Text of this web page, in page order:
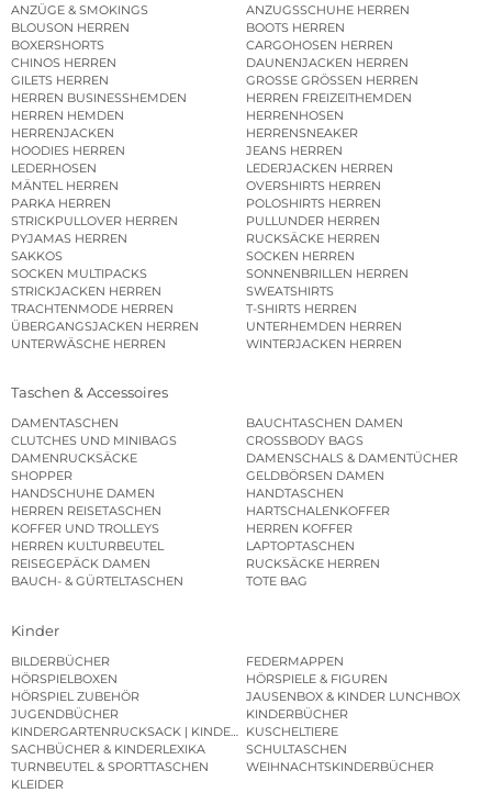
ANZÜGE & SMOKINGS
ANZUGSSCHUHE HERREN
BLOUSON HERREN
BOOTS HERREN
BOXERSHORTS
CARGOHOSEN HERREN
CHINOS HERREN
DAUNENJACKEN HERREN
GILETS HERREN
GROSSE GRÖSSEN HERREN
HERREN BUSINESSHEMDEN
HERREN FREIZEITHEMDEN
HERREN HEMDEN
HERRENHOSEN
HERRENJACKEN
HERRENSNEAKER
HOODIES HERREN
JEANS HERREN
LEDERHOSEN
LEDERJACKEN HERREN
MÄNTEL HERREN
OVERSHIRTS HERREN
PARKA HERREN
POLOSHIRTS HERREN
STRICKPULLOVER HERREN
PULLUNDER HERREN
PYJAMAS HERREN
RUCKSÄCKE HERREN
SAKKOS
SOCKEN HERREN
SOCKEN MULTIPACKS
SONNENBRILLEN HERREN
STRICKJACKEN HERREN
SWEATSHIRTS
TRACHTENMODE HERREN
T-SHIRTS HERREN
ÜBERGANGSJACKEN HERREN
UNTERHEMDEN HERREN
UNTERWÄSCHE HERREN
WINTERJACKEN HERREN
Taschen & Accessoires
DAMENTASCHEN
BAUCHTASCHEN DAMEN
CLUTCHES UND MINIBAGS
CROSSBODY BAGS
DAMENRUCKSÄCKE
DAMENSCHALS & DAMENTÜCHER
SHOPPER
GELDBÖRSEN DAMEN
HANDSCHUHE DAMEN
HANDTASCHEN
HERREN REISETASCHEN
HARTSCHALENKOFFER
KOFFER UND TROLLEYS
HERREN KOFFER
HERREN KULTURBEUTEL
LAPTOPTASCHEN
REISEGEPÄCK DAMEN
RUCKSÄCKE HERREN
BAUCH- & GÜRTELTASCHEN
TOTE BAG
Kinder
BILDERBÜCHER
FEDERMAPPEN
HÖRSPIELBOXEN
HÖRSPIELE & FIGUREN
HÖRSPIEL ZUBEHÖR
JAUSENBOX & KINDER LUNCHBOX
JUGENDBÜCHER
KINDERBÜCHER
KINDERGARTENRUCKSACK | KINDERGARTENBEUTEL
KUSCHELTIERE
SACHBÜCHER & KINDERLEXIKA
SCHULTASCHEN
TURNBEUTEL & SPORTTASCHEN
WEIHNACHTSKINDERBÜCHER
KLEIDER